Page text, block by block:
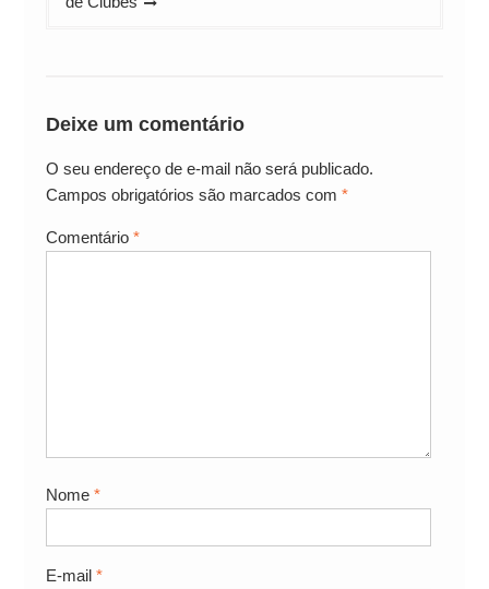
Deixe um comentário
O seu endereço de e-mail não será publicado.
Campos obrigatórios são marcados com *
Comentário *
Nome *
E-mail *